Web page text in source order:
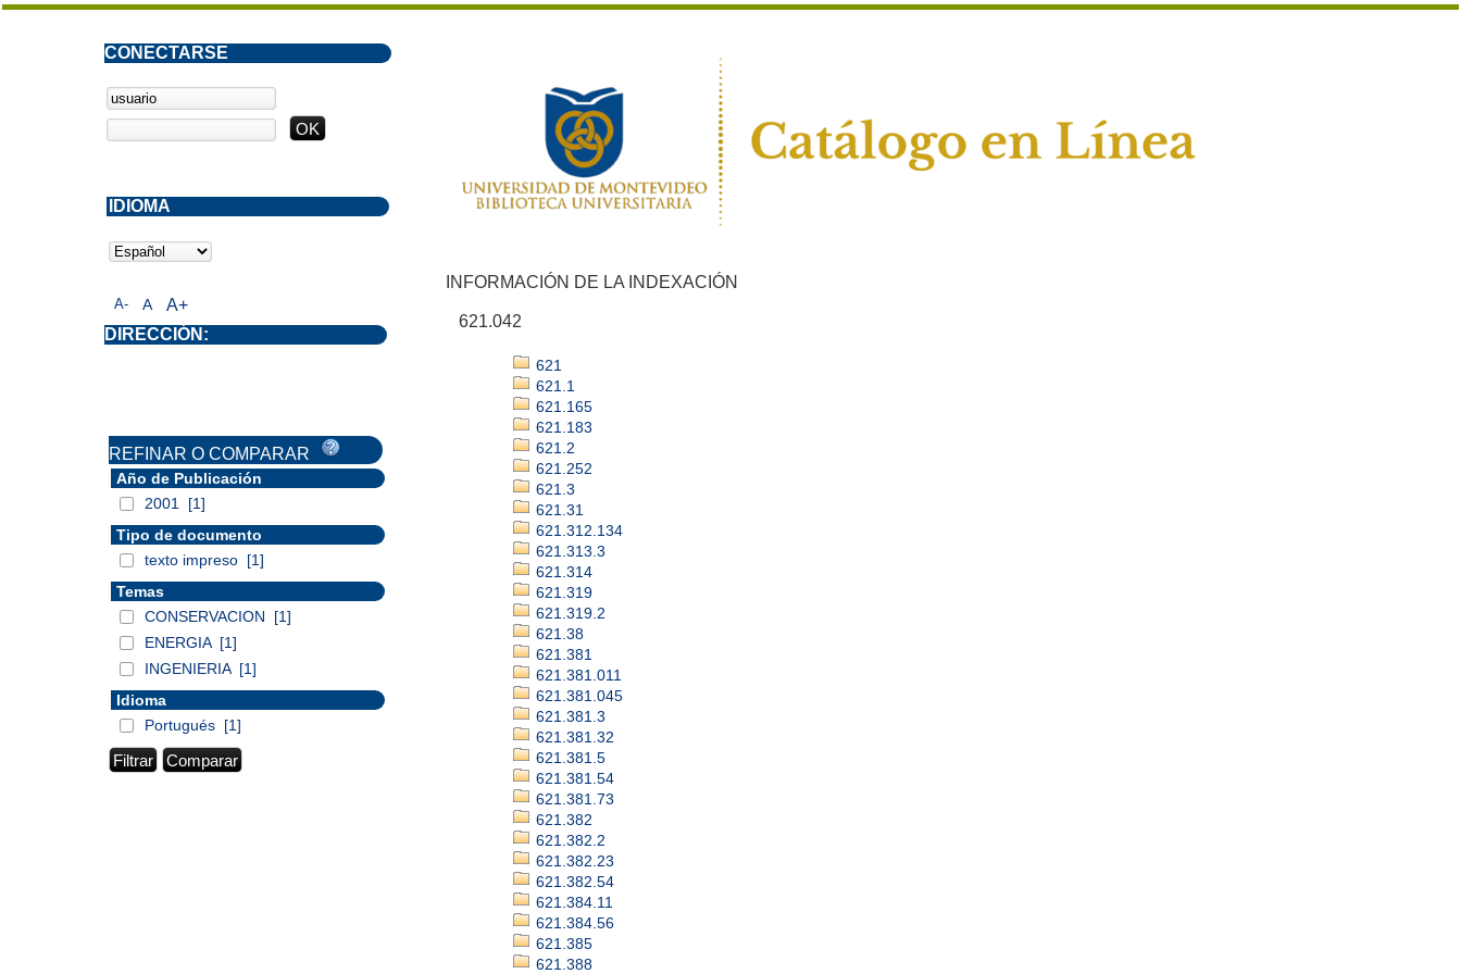
INFORMACIÓN DE LA INDEXACIÓN
621.042
621
621.1
621.165
621.183
621.2
621.252
621.3
621.31
621.312.134
621.313.3
621.314
621.319
621.319.2
621.38
621.381
621.381.011
621.381.045
621.381.3
621.381.32
621.381.5
621.381.54
621.381.73
621.382
621.382.2
621.382.23
621.382.54
621.384.11
621.384.56
621.385
621.388
A- A A+
CONECTARSE
DIRECCIÓN:
IDIOMA
REFINAR O COMPARAR
Año de Publicación
2001
[1]
Tipo de documento
texto impreso [1]
Temas
CONSERVACION
[1]
ENERGIA [1]
INGENIERIA [1]
Idioma
Portugués [1]